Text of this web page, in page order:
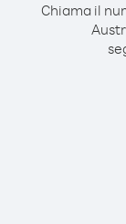
Chiama il